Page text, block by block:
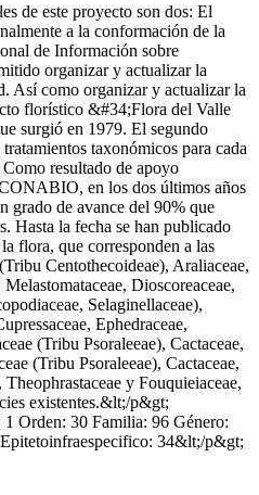
de este proyecto son dos: El
a la conformación de la
de Información sobre
organizar y actualizar la
Así como organizar y actualizar la
florístico &#34;Flora del Valle
surgió en 1979. El segundo
taxonómicos para cada
resultado de apoyo
en los dos últimos años
grado de avance del 90% que
Hasta la fecha se han publicado
flora, que corresponden a las
Centothecoideae), Araliaceae,
Dioscoreaceae,
Selaginellaceae),
Ephedraceae,
(Tribu Psoraleeae), Cactaceae,
(Tribu Psoraleeae), Cactaceae,
y Fouquieiaceae,
existentes.&lt;/p&gt;
Orden: 30 Familia: 96 Género:
34&lt;/p&gt;